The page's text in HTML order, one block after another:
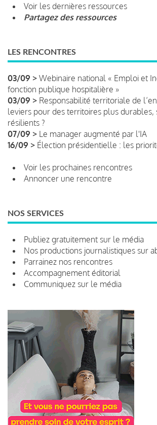
Voir les dernières ressources
Partagez des ressources
LES RENCONTRES
03/09 > Webinaire national « Emploi et
fonction publique hospitalière »
03/09 > Responsabilité territoriale de
leviers pour des territoires plus durables,
résilients ?
07/09 > Le manager augmenté par l'IA
16/09 > Élection présidentielle : les
Voir les prochaines rencontres
Annoncer une rencontre
NOS SERVICES
Publiez gratuitement sur le média
Nos productions journalistiques sur
Parrainez nos rencontres
Accompagnement éditorial
Communiquez sur le média